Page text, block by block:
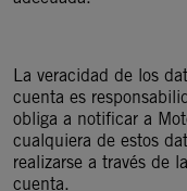
La veracidad de los
cuenta es
obliga a notificar a
cualquiera de estos
realizarse a través de
cuenta.